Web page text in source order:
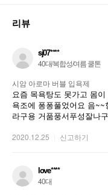
리뷰
sj07****
40대/복합성/여름 쿨톤
시암 아로마 버블 입욕제
요즘 목욕탕도 못가고 몸
욕조에 퐁퐁풀었어요 음
라구용 거품풍서푸성잘나
2020.12.25 신고하기
love****
40대